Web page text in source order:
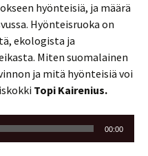
hyönteisiä, ja määrä
Hyönteisruoka on
ekologista ja
Miten suomalainen
ja mitä hyönteisiä voi
Topi Kairenius.
00:00